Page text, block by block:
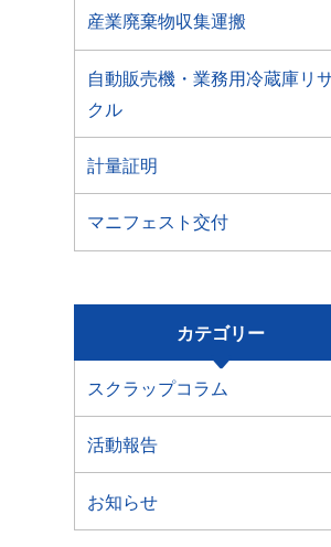
産業廃棄物収集運搬
自動販売機・業務用冷蔵庫リ
クル
計量証明
マニフェスト交付
カテゴリー
スクラップコラム
活動報告
お知らせ